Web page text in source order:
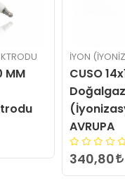
İYON
426,00